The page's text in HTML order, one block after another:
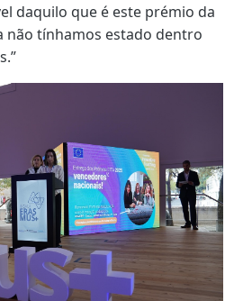
daquilo que é este prémio da
não tínhamos estado dentro